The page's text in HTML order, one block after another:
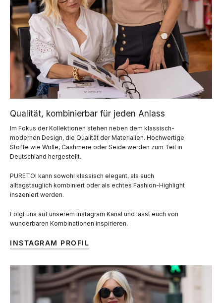
Qualität, kombinierbar für jeden Anlass
Im Fokus der Kollektionen stehen neben dem klassisch-
modernen Design, die Qualität der Materialien. Hochwertige
Stoffe wie Wolle, Cashmere oder Seide werden zum Teil in
Deutschland hergestellt.
PURETOI kann sowohl klassisch elegant, als auch
alltagstauglich kombiniert oder als echtes Fashion-Highlight
inszeniert werden.
Folgt uns auf unserem Instagram Kanal und lasst euch von
wunderbaren Kombinationen inspirieren.
INSTAGRAM PROFIL